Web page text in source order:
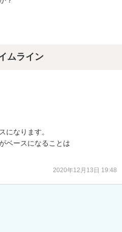
ムライン
になります。
ベースになることは
2020年12月13日 19:48